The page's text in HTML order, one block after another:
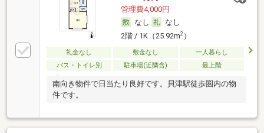
管理費4,000円
なし
なし
2階 / 1K（25.92m2）
礼金なし 敷金なし
一人暮らし
バス・トイレ別
駐車場(近隣含) 最上階
南向き物件で日当たり良好です。貝津駅徒歩圏内の物
件です。